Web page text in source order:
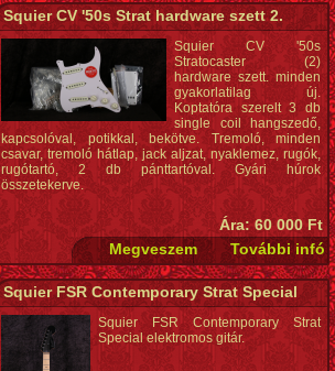
Squier CV '50s Strat hardware szett 2.
Squier CV '50s
Stratocaster (2)
hardware szett. minden
gyakorlatilag új.
Koptatóra szerelt 3 db
single coil hangszedő,
kapcsolóval, potikkal, bekötve. Tremoló, minden
csavar, tremoló hátlap, jack aljzat, nyaklemez, rugók,
rugótartó, 2 db pánttartóval. Gyári húrok
összetekerve.
Ára: 60 000 Ft
Squier FSR Contemporary Strat Special
Squier FSR Contemporary Strat
Special elektromos gitár.